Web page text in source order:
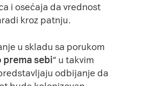
i osećaja da vrednost
kroz patnju.
u skladu sa porukom
prema sebi“ u takvim
odbijanje da